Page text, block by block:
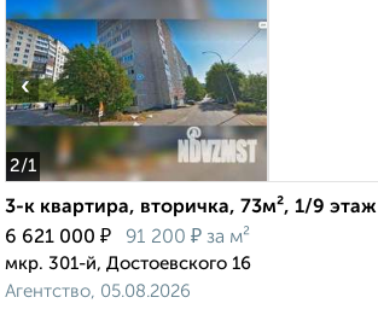
2/1
‹
3-к квартира, вторичка, 73м², 1/9 этаж
6 621 000 ₽ 91 200 ₽ за м²
мкр. 301-й, Достоевского 16
Агентство, 05.08.2026